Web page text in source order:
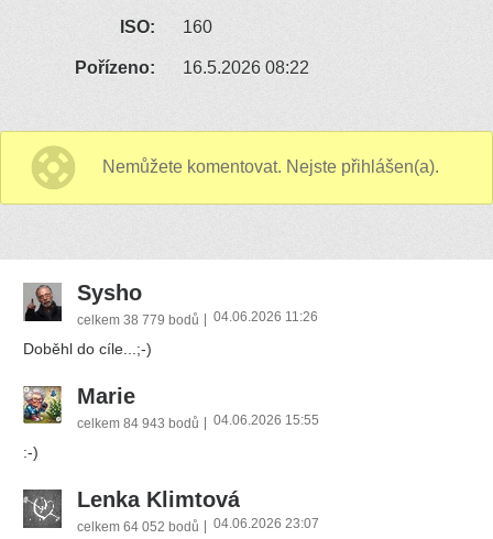
ISO: 160
Pořízeno: 16.5.2026 08:22
Nemůžete komentovat. Nejste přihlášen(a).
Sysho
celkem 38 779 bodů | 04.06.2026 11:26
Doběhl do cíle...;-)
Marie
celkem 84 943 bodů | 04.06.2026 15:55
:-)
Lenka Klimtová
celkem 64 052 bodů | 04.06.2026 23:07